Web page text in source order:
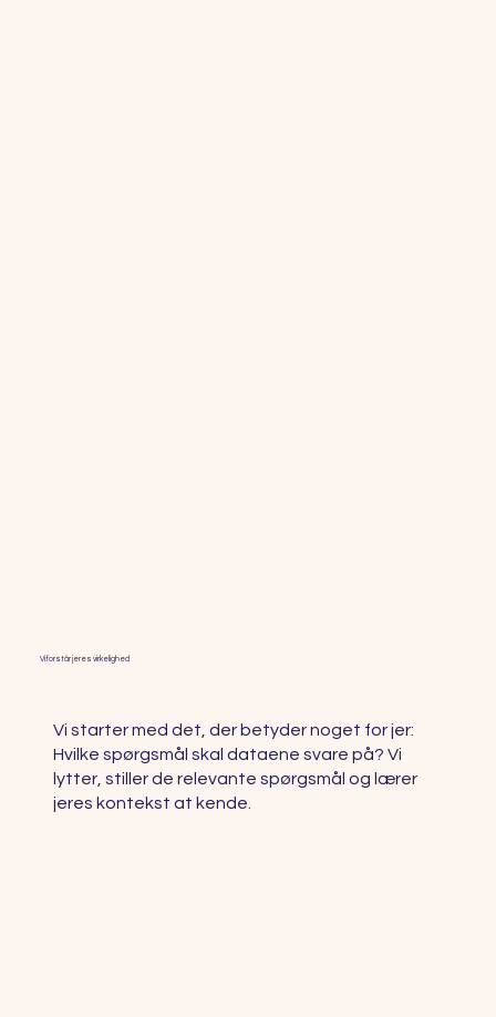
Vi starter med det, der betyder noget for jer:
Hvilke spørgsmål skal dataene svare på? Vi
lytter, stiller de relevante spørgsmål og lærer
jeres kontekst at kende.
Vi forstår jeres virkelighed